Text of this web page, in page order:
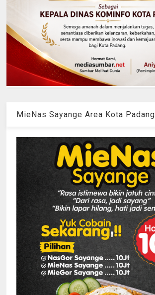
MieNas Sayange Area Kota Padang